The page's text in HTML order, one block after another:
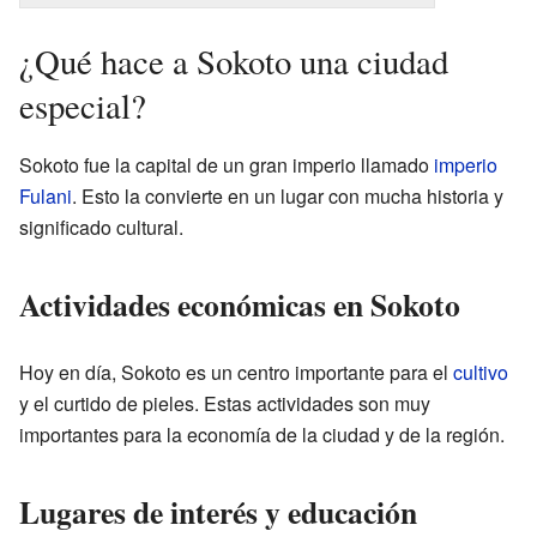
¿Qué hace a Sokoto una ciudad
especial?
Sokoto fue la capital de un gran imperio llamado imperio
Fulani. Esto la convierte en un lugar con mucha historia y
significado cultural.
Actividades económicas en Sokoto
Hoy en día, Sokoto es un centro importante para el cultivo
y el curtido de pieles. Estas actividades son muy
importantes para la economía de la ciudad y de la región.
Lugares de interés y educación